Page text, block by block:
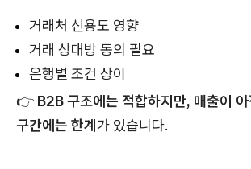
거래처 신용도 영향
거래 상대방 동의 필요
은행별 조건 상이
👉 B2B 구조에는 적합하지만, 매출이
구간에는 한계가 있습니다.